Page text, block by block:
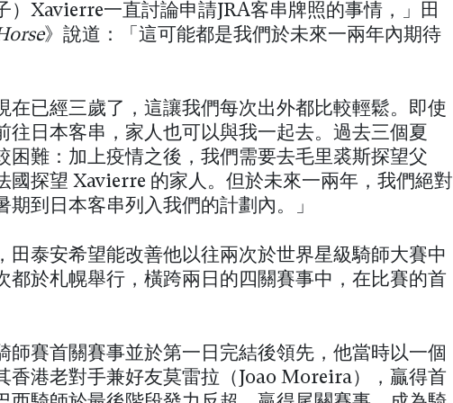
）Xavierre一直討論申請JRA客串牌照的事情，」田
》說道：「這可能都是我們於未來一兩年內期待
在已經三歲了，這讓我們每次出外都比較輕鬆。即使
往日本客串，家人也可以與我一起去。過去三個夏
困難：加上疫情之後，我們需要去毛里裘斯探望父
國探望 Xavierre 的家人。但於未來一兩年，我們絕對
期到日本客串列入我們的計劃內。」
田泰安希望能改善他以往兩次於世界星級騎師大賽中
都於札幌舉行，橫跨兩日的四關賽事中，在比賽的首
師賽首關賽事並於第一日完結後領先，他當時以一個
香港老對手兼好友莫雷拉（Joao Moreira），贏得首